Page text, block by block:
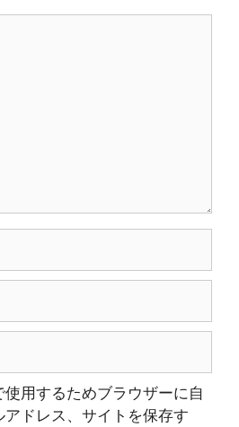
用するためブラウザーに自
ドレス、サイトを保存す